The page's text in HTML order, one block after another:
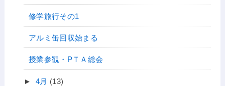
修学旅行その1
アルミ缶回収始まる
授業参観・PＴＡ総会
► 4月 (13)